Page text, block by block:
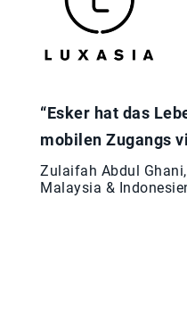
“Esker hat das
mobilen Zugangs
Zulaifah Abdul
Malaysia &